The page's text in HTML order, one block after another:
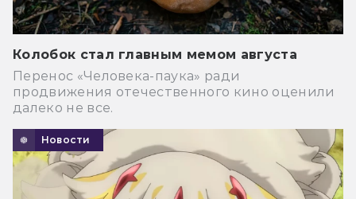
Колобок стал главным мемом августа
Перенос «Человека-паука» ради
продвижения отечественного кино оценили
далеко не все.
Новости